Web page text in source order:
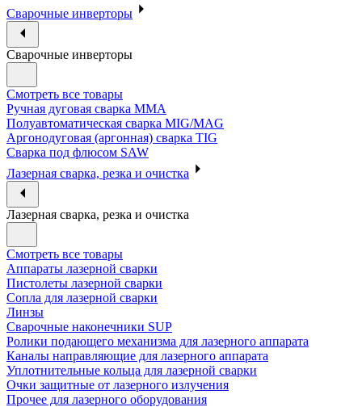
Сварочные инверторы
Сварочные инверторы
Смотреть все товары
Ручная дуговая сварка MMA
Полуавтоматическая сварка MIG/MAG
Аргонодуговая (аргонная) сварка TIG
Сварка под флюсом SAW
Лазерная сварка, резка и очистка
Лазерная сварка, резка и очистка
Смотреть все товары
Аппараты лазерной сварки
Пистолеты лазерной сварки
Сопла для лазерной сварки
Линзы
Сварочные наконечники SUP
Ролики подающего механизма для лазерного аппарата
Каналы направляющие для лазерного аппарата
Уплотнительные кольца для лазерной сварки
Очки защитные от лазерного излучения
Прочее для лазерного оборудования